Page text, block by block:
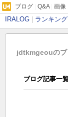
ブログ Q&A| 画像
IRALOG ランキング
jdtkmgeouのブ
ブログ記事一